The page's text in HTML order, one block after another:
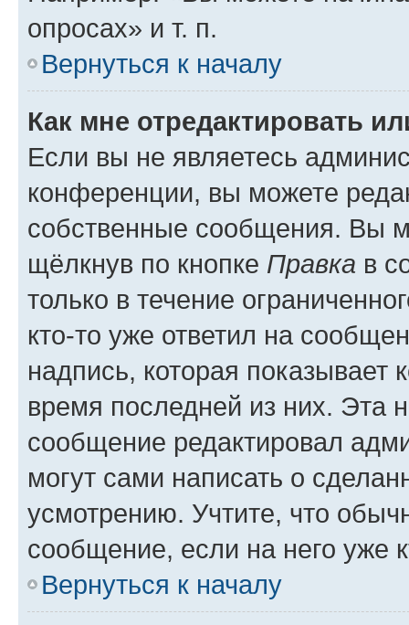
опросах» и т. п.
Вернуться к началу
Как мне отредактировать
Если вы не являетесь
конференции, вы можете
собственные сообщения. Вы
щёлкнув по кнопке Правка в
только в течение
кто-то уже ответил на
надпись, которая показывает
время последней из них. Эта
сообщение редактировал
могут сами написать о
усмотрению. Учтите, что
сообщение, если на него уже
Вернуться к началу